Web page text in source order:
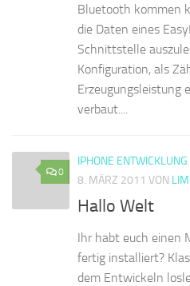
Bluetooth kommen
die Daten eines
Schnittstelle
Konfiguration, als
Erzeugungsleistung
verbaut....
0
IPHONE ENTWICKLUNG
8. MÄRZ 2011 VON
Hallo Welt
Ihr habt euch einen
fertig installiert?
dem Entwickeln